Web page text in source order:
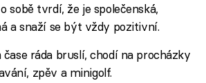
sobě tvrdí, že je společenská,
a snaží se být vždy pozitivní.
ráda bruslí, chodí na procházky
zpěv a minigolf.